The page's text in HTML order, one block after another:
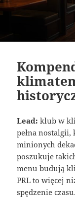
Lead: klub w
pełna
minionych
poszukuje
menu budują
PRL to więcej
spędzenie